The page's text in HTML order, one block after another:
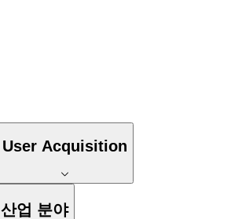
User Acquisition
산업 분야